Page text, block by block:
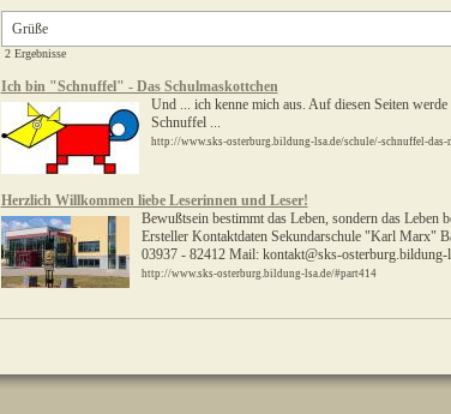
2 Ergebnisse
Ich bin "Schnuffel" - Das Schulmaskottchen
Und ... ich kenne mich aus. Auf diesen Seiten
Schnuffel ...
http://www.sks-osterburg.bildung-lsa.de/schule/-schnuffel-das-
Herzlich Willkommen liebe Leserinnen und Leser!
Bewußtsein bestimmt das Leben, sondern das
Ersteller Kontaktdaten Sekundarschule "Karl Marx"
03937 - 82412 Mail: kontakt@sks-osterburg.bildung-
http://www.sks-osterburg.bildung-lsa.de/#part414